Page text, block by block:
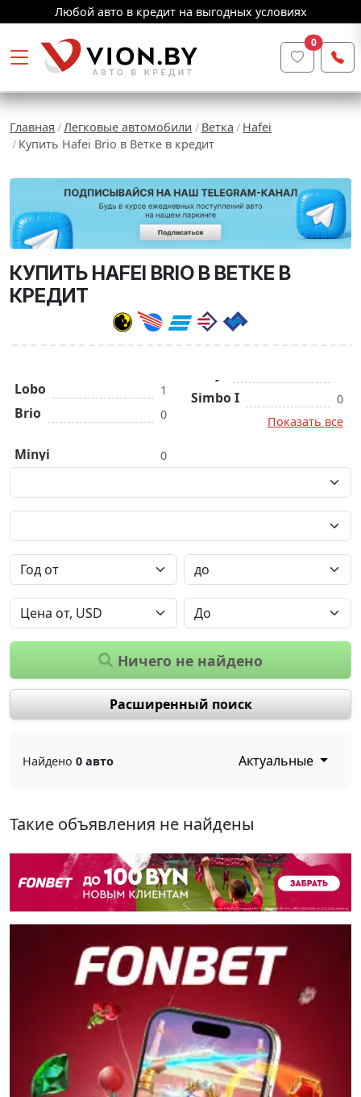
Любой авто в кредит на выгодных условиях
0
Главная Легковые автомобили Ветка
Hafei
Купить Hafei Brio в Ветке в кредит
КУПИТЬ HAFEI BRIO В ВЕТКЕ В
КРЕДИТ
Lobo 1
Brio 0
Minyi 0
Simbo I
0
Показать все
Ничего не найдено
Расширенный поиск
Найдено 0 авто Актуальные
Такие объявления не найдены